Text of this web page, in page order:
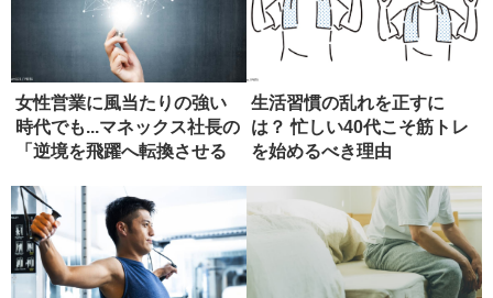
女性営業に風当たりの強い
時代でも...マネックス社長の
「逆境を飛躍へ転換させる
生活習慣の乱れを正すに
は？ 忙しい40代こそ筋トレ
を始めるべき理由